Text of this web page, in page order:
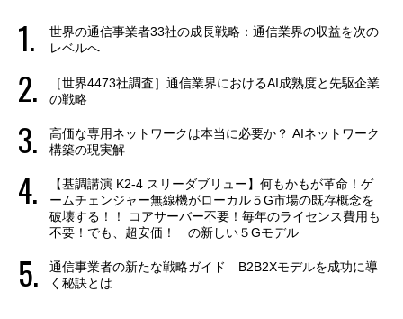
世界の通信事業者33社の成長戦略：通信業界の収益を次の
レベルへ
［世界4473社調査］通信業界におけるAI成熟度と先駆企業
の戦略
高価な専用ネットワークは本当に必要か？ AIネットワーク
構築の現実解
【基調講演 K2-4 スリーダブリュー】何もかもが革命！ゲ
ームチェンジャー無線機がローカル５G市場の既存概念を
破壊する！！ コアサーバー不要！毎年のライセンス費用も
不要！でも、超安価！ の新しい５Gモデル
通信事業者の新たな戦略ガイド B2B2Xモデルを成功に導
く秘訣とは